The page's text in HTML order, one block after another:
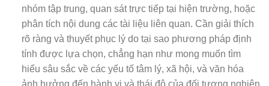
nhóm tập trung, quan sát trực tiếp tại hiện trường, hoặc
phân tích nội dung các tài liệu liên quan. Cần giải thích
rõ ràng và thuyết phục lý do tại sao phương pháp định
tính được lựa chọn, chẳng hạn như mong muốn tìm
hiểu sâu sắc về các yếu tố tâm lý, xã hội, và văn hóa